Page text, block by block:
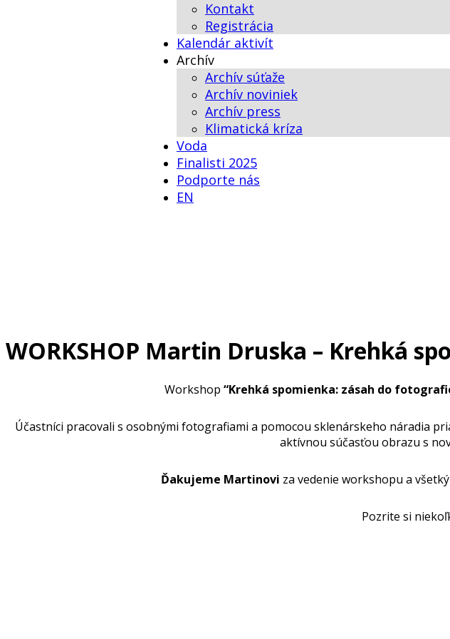
Kontakt
Registrácia
Kalendár aktivít
Archív
Archív súťaže
Archív noviniek
Archív press
Klimatická kríza
Voda
Finalisti 2025
Podporte nás
EN
WORKSHOP Martin Druska – Krehká
Workshop “Krehká spomienka: zásah do
Účastníci pracovali s osobnými fotografiami a pomocou sklenárskeho náradia
aktívnou súčasťou obrazu s
Ďakujeme Martinovi za vedenie workshopu a
Pozrite si